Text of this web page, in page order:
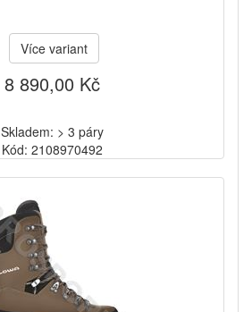
Více variant
8 890,00 Kč
Skladem: > 3 páry
Kód: 2108970492